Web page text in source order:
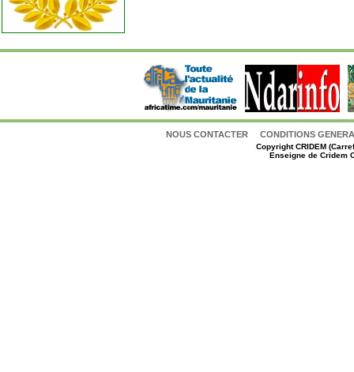
NOUS CONTACTER CONDITIONS
CopyrightCRIDEM
Enseigne de Cridem